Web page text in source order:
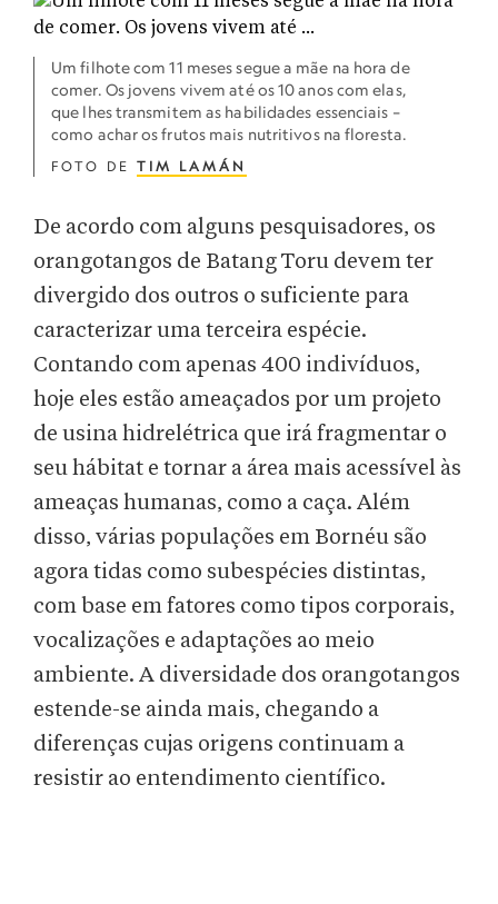
Um filhote com 11 meses segue a mãe na hora de
comer. Os jovens vivem até os 10 anos com elas,
que lhes transmitem as habilidades essenciais –
como achar os frutos mais nutritivos na floresta.
FOTO DE TIM LAMÁN
De acordo com alguns pesquisadores, os
orangotangos de Batang Toru devem ter
divergido dos outros o suficiente para
caracterizar uma terceira espécie.
Contando com apenas 400 indivíduos,
hoje eles estão ameaçados por um projeto
de usina hidrelétrica que irá fragmentar o
seu hábitat e tornar a área mais acessível às
ameaças humanas, como a caça. Além
disso, várias populações em Bornéu são
agora tidas como subespécies distintas,
com base em fatores como tipos corporais,
vocalizações e adaptações ao meio
ambiente. A diversidade dos orangotangos
estende-se ainda mais, chegando a
diferenças cujas origens continuam a
resistir ao entendimento científico.